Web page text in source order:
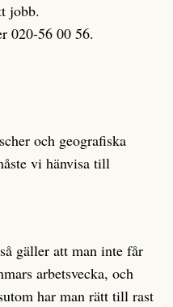
jobb.
020-56 00 56.
och geografiska
vi hänvisa till
gäller att man inte får
arbetsvecka, och
har man rätt till rast